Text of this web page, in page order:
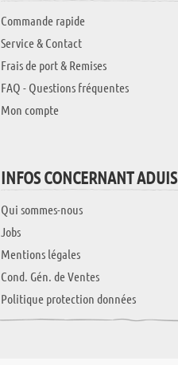
Commande rapide
Service & Contact
Frais de port & Remises
FAQ - Questions fréquentes
Mon compte
INFOS CONCERNANT ADUIS
Qui sommes-nous
Jobs
Mentions légales
Cond. Gén. de Ventes
Politique protection données